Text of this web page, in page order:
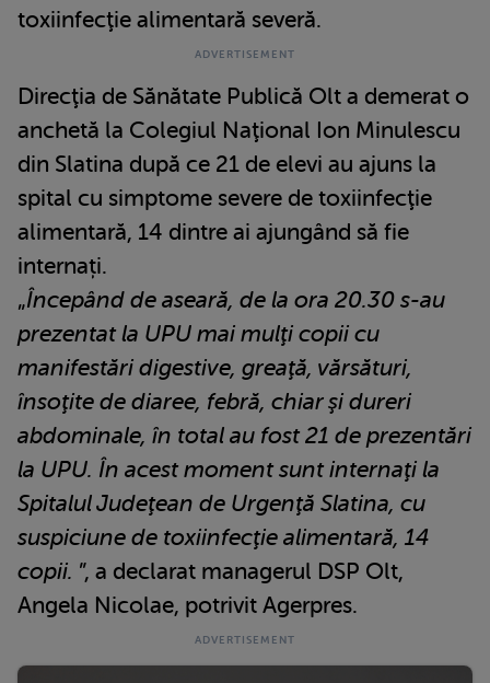
toxiinfecţie alimentară severă.
Direcţia de Sănătate Publică Olt a demerat o
anchetă la Colegiul Naţional Ion Minulescu
din Slatina după ce 21 de elevi au ajuns la
spital cu simptome severe de toxiinfecţie
alimentară, 14 dintre ai ajungând să fie
internați.
„Începând de aseară, de la ora 20.30 s-au
prezentat la UPU mai mulţi copii cu
manifestări digestive, greaţă, vărsături,
însoţite de diaree, febră, chiar şi dureri
abdominale, în total au fost 21 de prezentări
la UPU. În acest moment sunt internaţi la
Spitalul Judeţean de Urgenţă Slatina, cu
suspiciune de toxiinfecţie alimentară, 14
copii. ”, a declarat managerul DSP Olt,
Angela Nicolae, potrivit Agerpres.